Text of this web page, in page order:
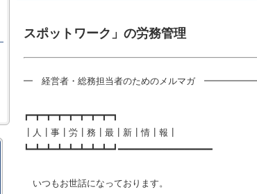
スポットワーク」の労務管理
━ 経営者・総務担当者のためのメルマガ
┏━┳━┳━┳━┳━┳━┳━┳━┓
┃人┃事┃労┃務┃最┃新┃情┃報┃
┗━┻━┻━┻━┻━┻━┻━┻━┛━━━━━━━━━━━━━━━━━
いつもお世話になっております。